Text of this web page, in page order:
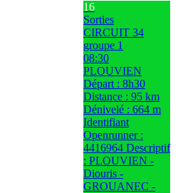
16
Sorties
CIRCUIT 34
groupe 1
08:30
PLOUVIEN
Départ : 8h30
Distance : 95 km
Dénivelé : 664 m
Identifiant
Openrunner :
4416964 Descriptif
: PLOUVIEN -
Diouris -
GROUANEC -